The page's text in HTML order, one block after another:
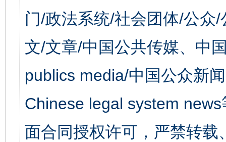
门/政法系统/社会团体/公众
文/文章/中国公共传媒、中
publics media/中国公众新
Chinese legal system
面合同授权许可，严禁转